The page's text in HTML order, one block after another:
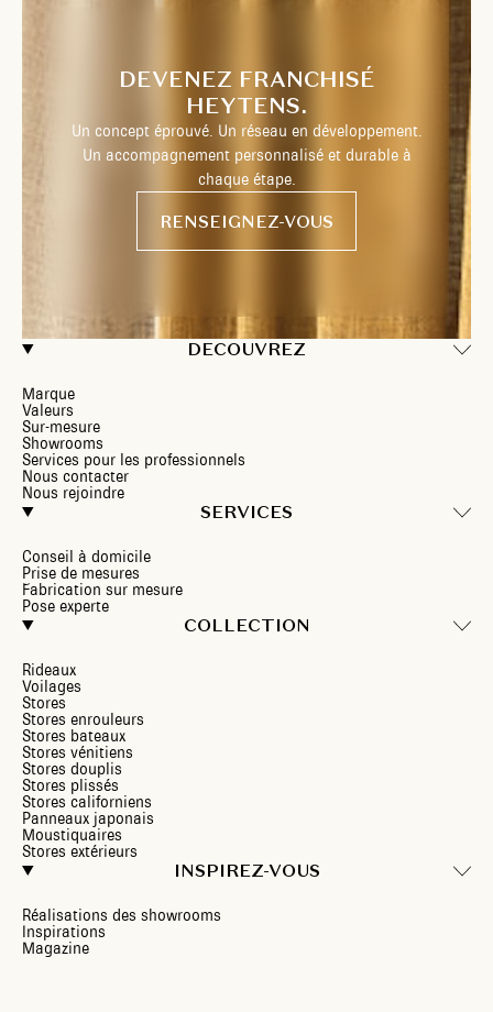
DECOUVREZ
Marque
Valeurs
Sur-mesure
Showrooms
Services pour les professionnels
Nous contacter
Nous rejoindre
SERVICES
Conseil à domicile
Prise de mesures
Fabrication sur mesure
Pose experte
COLLECTION
Rideaux
Voilages
Stores
Stores enrouleurs
Stores bateaux
Stores vénitiens
Stores douplis
Stores plissés
Stores californiens
Panneaux japonais
Moustiquaires
Stores extérieurs
INSPIREZ-VOUS
Réalisations des showrooms
Inspirations
Magazine
DEVENEZ FRANCHISÉ
HEYTENS.
Un concept éprouvé. Un réseau en développement.
Un accompagnement personnalisé et durable à
chaque étape.
RENSEIGNEZ-VOUS